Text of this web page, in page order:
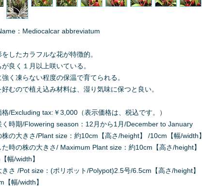
：Mediocalcar abbreviatum
したカラフルな花が特徴的。
良く１月以上咲いている。
く凍らない程度の保温で育てられる。
むので植え込み材料は、湿り気味に保つと良い。
格/Excluding tax:￥3,000（表示価格は、税込です。）
く時期/Flowering season：12月から1月/December to January
株の大きさ/Plant size：約10cm【高さ/height】 /10cm【幅/width】
た時の株の大きさ/ Maximum Plant size：約10cm【高さ/height】
幅/width】
きさ /Pot size：(ポリポット/Polypot)2.5号/6.5cm【高さ/height】
【幅/width】